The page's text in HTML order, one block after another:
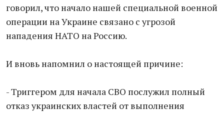
говорил, что начало нашей специальной военной
операции на Украине связано с угрозой
нападения НАТО на Россию.
И вновь напомнил о настоящей причине:
- Триггером для начала СВО послужил полный
отказ украинских властей от выполнения